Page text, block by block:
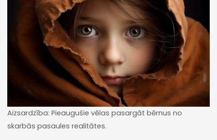
Aizsardzība: Pieaugušie vēlas pasargāt bērnus no
skarbās pasaules realitātes.